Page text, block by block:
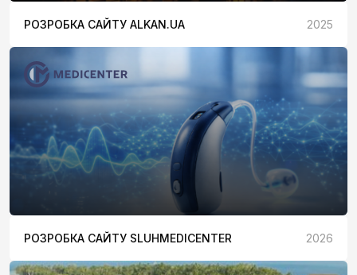
РОЗРОБКА САЙТУ ALKAN.UA 2025
РОЗРОБКА САЙТУ SLUHMEDICENTER 2026